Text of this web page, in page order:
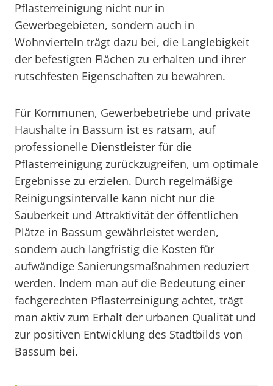
Pflasterreinigung nicht nur in
Gewerbegebieten, sondern auch in
Wohnvierteln trägt dazu bei, die Langlebigkeit
der befestigten Flächen zu erhalten und ihrer
rutschfesten Eigenschaften zu bewahren.
Für Kommunen, Gewerbebetriebe und private
Haushalte in Bassum ist es ratsam, auf
professionelle Dienstleister für die
Pflasterreinigung zurückzugreifen, um optimale
Ergebnisse zu erzielen. Durch regelmäßige
Reinigungsintervalle kann nicht nur die
Sauberkeit und Attraktivität der öffentlichen
Plätze in Bassum gewährleistet werden,
sondern auch langfristig die Kosten für
aufwändige Sanierungsmaßnahmen reduziert
werden. Indem man auf die Bedeutung einer
fachgerechten Pflasterreinigung achtet, trägt
man aktiv zum Erhalt der urbanen Qualität und
zur positiven Entwicklung des Stadtbilds von
Bassum bei.